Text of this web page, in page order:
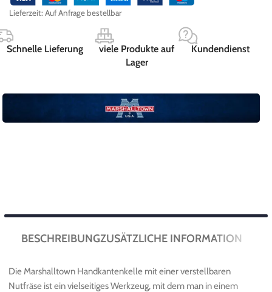
Lieferzeit: Auf Anfrage bestellbar
Schnelle Lieferung
viele Produkte auf
Lager
Kundendienst
BESCHREIBUNGZUSÄTZLICHE INFORMATION
Die Marshalltown Handkantenkelle mit einer verstellbaren
Nutfräse ist ein vielseitiges Werkzeug, mit dem man in einem